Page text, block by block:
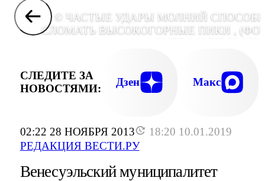
02:22 28 НОЯБРЯ 2013
18:20 10.01.2019
РЕДАКЦИЯ ВЕСТИ.РУ
© ЧАСТЫЕ УДАРЫ МОЛНИЙ
СЛОМАТЬ ВЫСОКОГОРНЫЕ ПИКИ ,
СЛЕДИТЕ ЗА
НОВОСТЯМИ:
Дзен Макс
Венесуэльский муниципалитет